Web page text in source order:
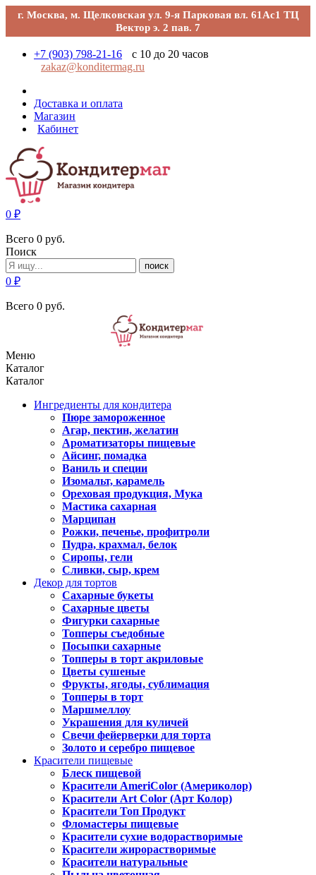
г. Москва, м. Щелковская ул. 9-я Парковая вл. 61Ас1 ТЦ
Вектор э. 2 пав. 7
+7 (903) 798-21-16
с 10 до 20 часов
zakaz@konditermag.ru
Доставка и оплата
Магазин
Кабинет
0 ₽
Всего 0 руб.
Поиск
поиск
0 ₽
Всего 0 руб.
Меню
Каталог
Каталог
Ингредиенты для кондитера
Пюре замороженное
Агар, пектин, желатин
Ароматизаторы пищевые
Айсинг, помадка
Ваниль и специи
Изомальт, карамель
Ореховая продукция, Мука
Мастика сахарная
Марципан
Рожки, печенье, профитроли
Пудра, крахмал, белок
Сиропы, гели
Сливки, сыр, крем
Декор для тортов
Сахарные букеты
Сахарные цветы
Фигурки сахарные
Топперы съедобные
Посыпки сахарные
Топперы в торт акриловые
Цветы сушеные
Фрукты, ягоды, сублимация
Топперы в торт
Маршмеллоу
Украшения для куличей
Свечи фейерверки для торта
Золото и серебро пищевое
Красители пищевые
Блеск пищевой
Красители AmeriColor (Америколор)
Красители Art Color (Арт Колор)
Красители Топ Продукт
Фломастеры пищевые
Красители сухие водорастворимые
Красители жирорастворимые
Красители натуральные